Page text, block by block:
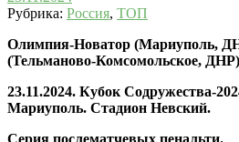
Рубрика: Россия, ТОП
Олимпия-Новатор (Мариуполь,
(Тельманово-Комсомольское,
23.11.2024. Кубок Содружества-
Мариуполь. Стадион Невский.
Серия послематчевых пенальти.